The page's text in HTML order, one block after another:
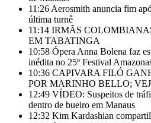
11:26 Aerosmith anuncia fim
última turnê
11:14 IRMÃS
EM TABATINGA
10:58 Ópera Anna Bolena faz
inédita no 25º Festival
10:36 CAPIVARA FILÓ
POR MARINHO BELLO;
12:49 VÍDEO: Suspeitos de
dentro de bueiro em Manaus
12:32 Kim Kardashian